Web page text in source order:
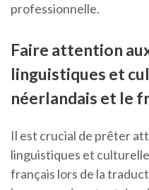
professionnelle.
Faire attention
linguistiques et
néerlandais et le
Il est crucial de prêter
linguistiques et
français lors de la